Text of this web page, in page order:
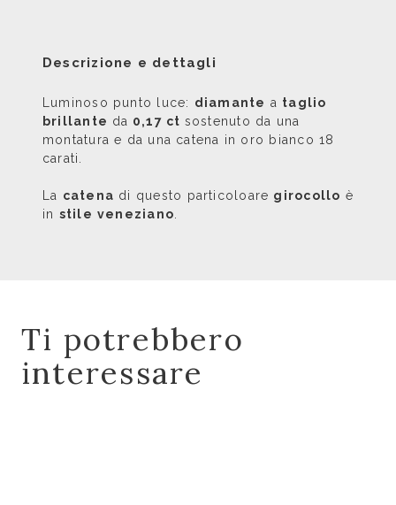
Descrizione e dettagli
Luminoso punto luce: diamante a taglio
brillante da 0,17 ct sostenuto da una
montatura e da una catena in oro bianco 18
carati.
La catena di questo particoloare girocollo è
in stile veneziano
Ti potrebbero
interessare